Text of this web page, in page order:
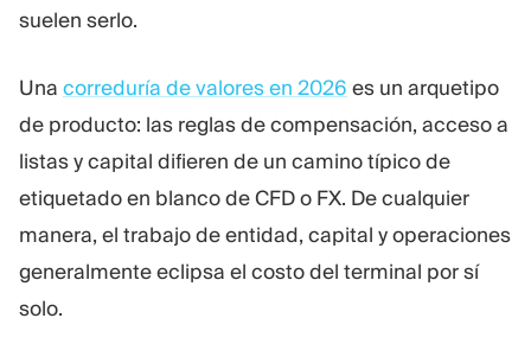
suelen serlo.
Una correduría de valores en 2026 es un arquetipo
de producto: las reglas de compensación, acceso a
listas y capital difieren de un camino típico de
etiquetado en blanco de CFD o FX. De cualquier
manera, el trabajo de entidad, capital y operaciones
generalmente eclipsa el costo del terminal por sí
solo.